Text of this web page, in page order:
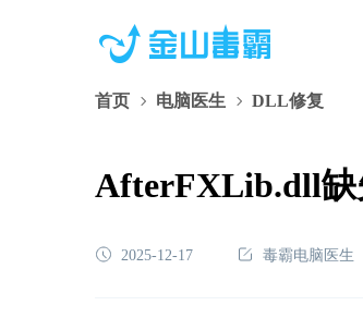
首页 电脑医生 DLL修复
AfterFXLib.dll缺
2025-12-17 毒霸电脑医生